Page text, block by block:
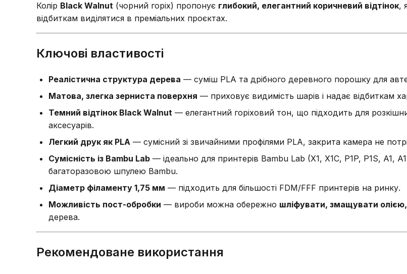
Колір Black Walnut (чорний горіх) пропонує глибокий, елегантний коричневий відтінок,
відбиткам виділятися в преміальних проєктах.
Ключові властивості
Реалістична структура дерева — суміш PLA та дрібного деревного порошку для
Матова, злегка зерниста поверхня — приховує видимість шарів і надає відбиткам
Темний відтінок Black Walnut — елегантний горіховий тон, що підходить для
аксесуарів.
Легкий друк як PLA — сумісний зі звичайними профілями PLA, закрита камера не
Сумісність із Bambu Lab — ідеально для принтерів Bambu Lab (X1, X1C, P1P, P1S, A1,
багаторазовою шпулею Bambu.
Діаметр філаменту 1,75 мм — підходить для більшості FDM/FFF принтерів на ринку.
Можливість пост-обробки — вироби можна обережно шліфувати, змащувати
дерева.
Рекомендоване використання